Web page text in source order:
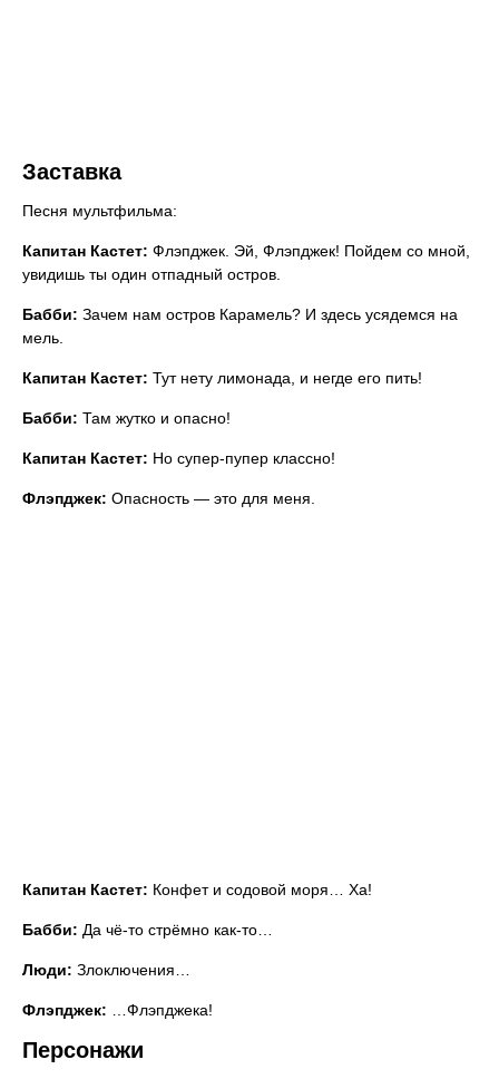
Заставка
Песня мультфильма:
Капитан Кастет: Флэпджек. Эй, Флэпджек! Пойдем со мной,
увидишь ты один отпадный остров.
Бабби: Зачем нам остров Карамель? И здесь усядемся на
мель.
Капитан Кастет: Тут нету лимонада, и негде его пить!
Бабби: Там жутко и опасно!
Капитан Кастет: Но супер-пупер классно!
Флэпджек: Опасность — это для меня.
Капитан Кастет: Конфет и содовой моря… Ха!
Бабби: Да чё-то стрёмно как-то…
Люди: Злоключения…
Флэпджек: …Флэпджека!
Персонажи